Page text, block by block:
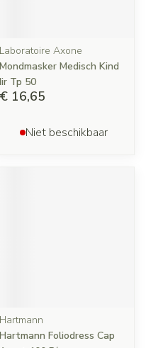
Laboratoire Axone
Mondmasker Medisch Kind
Iir Tp 50
€ 16,65
Niet beschikbaar
Hartmann
Hartmann Foliodress Cap